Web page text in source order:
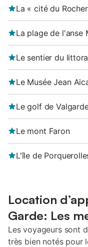
La « cité du
La plage de l'anse
Le sentier du
Le Musée Jean
Le golf de
Le mont Faron
L'île de
Location
Garde: Les
Les voyageurs sont
très bien notés pour